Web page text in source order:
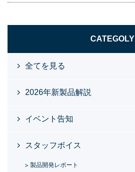
CATEGOLY
全てを見る
2026年新製品解説
イベント告知
スタッフボイス
製品開発レポート